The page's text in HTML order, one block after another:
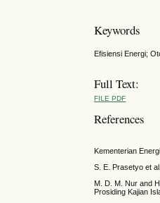
Keywords
Efisiensi Energi;
Full Text:
FILE PDF
References
Kementerian
S. E. Prasetyo et
M. D. M. Nur and
Prosiding Kajian